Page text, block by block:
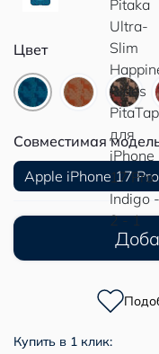
Цвет
Совместимая
Apple iPhone 17 Pro
Купить в 1 клик: